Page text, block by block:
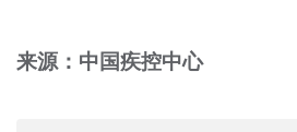
来源：中国疾控中心